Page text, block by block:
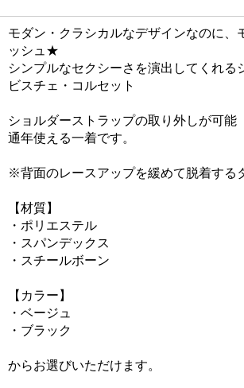
モダン・クラシカルなデザインなのに、
ッシュ★
シンプルなセクシーさを演出してくれる
ビスチェ・コルセット
ショルダーストラップの取り外しが可能
通年使える一着です。
※背面のレースアップを緩めて脱着する
【材質】
・ポリエステル
・スパンデックス
・スチールボーン
【カラー】
・ベージュ
・ブラック
からお選びいただけます。